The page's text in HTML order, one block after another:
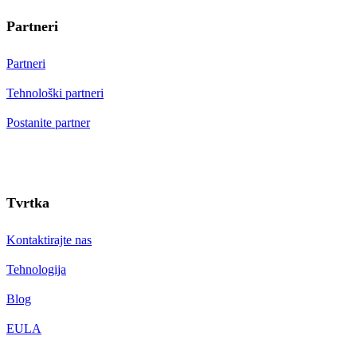
Partneri
Partneri
Tehnološki partneri
Postanite partner
Tvrtka
Kontaktirajte nas
Tehnologija
Blog
EULA